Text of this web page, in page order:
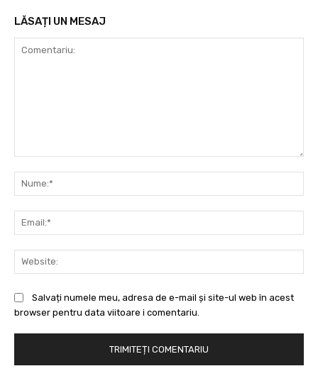
LĂSAȚI UN MESAJ
Salvați numele meu, adresa de e-mail și site-ul web în acest
browser pentru data viitoare i comentariu.